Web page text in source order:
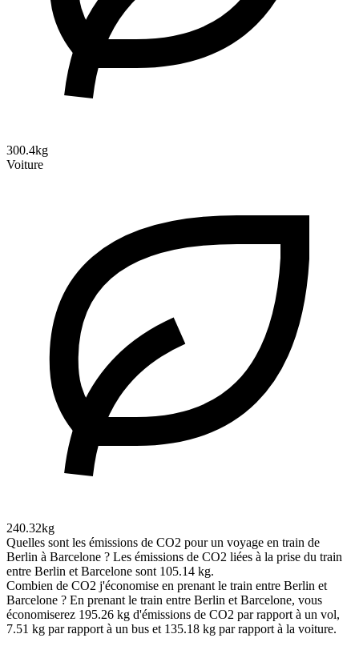
300.4kg
Voiture
240.32kg
Quelles sont les émissions de CO2 pour un voyage en train de
Berlin à Barcelone ? Les émissions de CO2 liées à la prise du train
entre Berlin et Barcelone sont 105.14 kg.
Combien de CO2 j'économise en prenant le train entre Berlin et
Barcelone ? En prenant le train entre Berlin et Barcelone, vous
économiserez 195.26 kg d'émissions de CO2 par rapport à un vol,
7.51 kg par rapport à un bus et 135.18 kg par rapport à la voiture.